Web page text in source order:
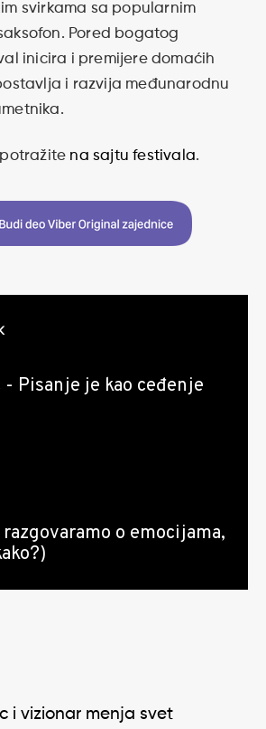
svirkama sa popularnim
Pored bogatog
inicira i premijere domaćih
i razvija međunarodnu
na sajtu festivala.
- Pisanje je kao ceđenje
o emocijama,
i vizionar menja svet